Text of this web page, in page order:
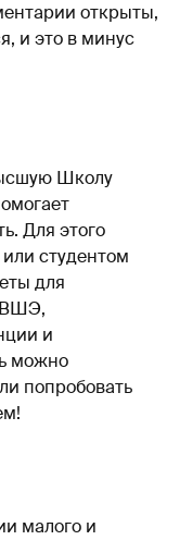
открыты,
и это в минус
Школу
Для этого
студентом
для
ВШЭ,
и
можно
попробовать
малого и